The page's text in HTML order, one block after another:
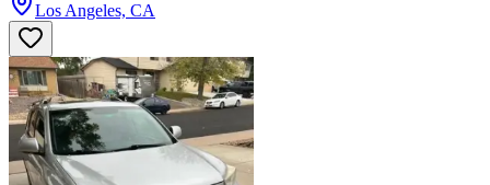
Los Angeles, CA